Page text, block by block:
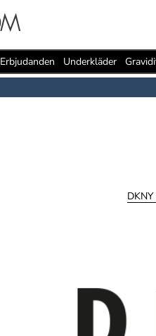
Erbjudanden Underkläder